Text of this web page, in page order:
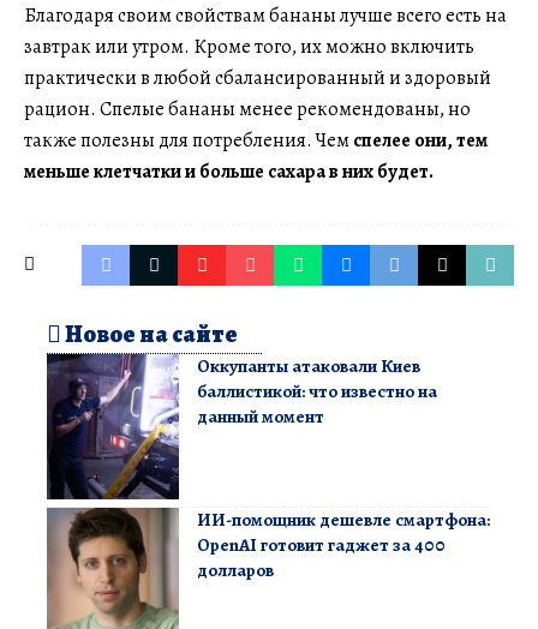
Благодаря своим свойствам бананы лучше всего есть на
завтрак или утром. Кроме того, их можно включить
практически в любой сбалансированный и здоровый
рацион. Спелые бананы менее рекомендованы, но
также полезны для потребления. Чемспелее они, тем
меньше клетчатки и больше сахара в них будет.
Новое на сайте
Оккупанты атаковали Киев
баллистикой: что известно на
данный момент
ИИ-помощник дешевле смартфона:
OpenAI готовит гаджет за 400
долларов